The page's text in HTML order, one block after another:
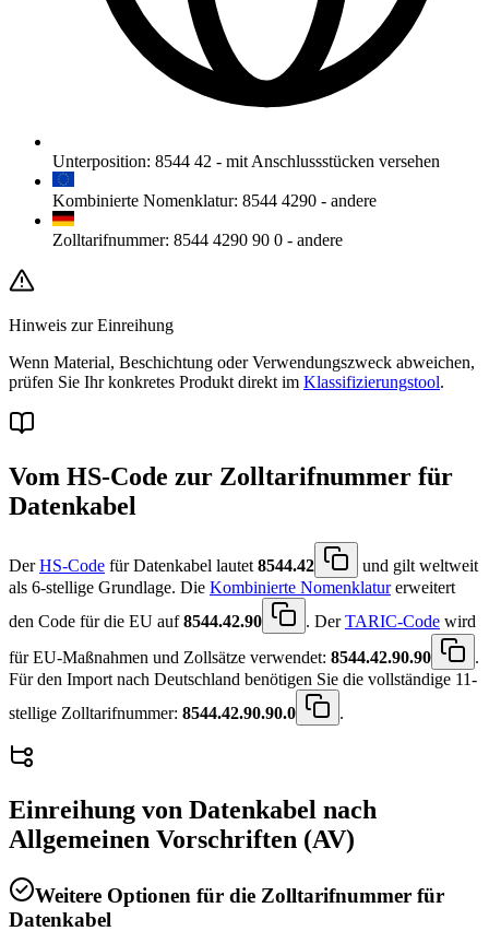
Unterposition: 8544 42 - mit Anschlussstücken versehen
Kombinierte Nomenklatur: 8544 4290 - andere
Zolltarifnummer: 8544 4290 90 0 - andere
Hinweis zur Einreihung
Wenn Material, Beschichtung oder Verwendungszweck abweichen,
prüfen Sie Ihr konkretes Produkt direkt im Klassifizierungstool.
Vom HS-Code zur Zolltarifnummer für
Datenkabel
DerHS-Code für Datenkabel lautet8544.42
und gilt weltweit
als 6-stellige Grundlage. Die Kombinierte Nomenklaturerweitert
den Code für die EU auf8544.42.90 . DerTARIC-Code wird
für EU-Maßnahmen und Zollsätze verwendet: 8544.42.90.90
.
Für den Import nach Deutschland benötigen Sie die vollständige 11-
stellige Zolltarifnummer: 8544.42.90.90.0 .
Einreihung von Datenkabel nach
Allgemeinen Vorschriften (AV)
Weitere Optionen für die Zolltarifnummer für
Datenkabel